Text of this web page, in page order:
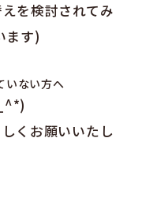
を検討されてみ
ます)
くお願いいたし